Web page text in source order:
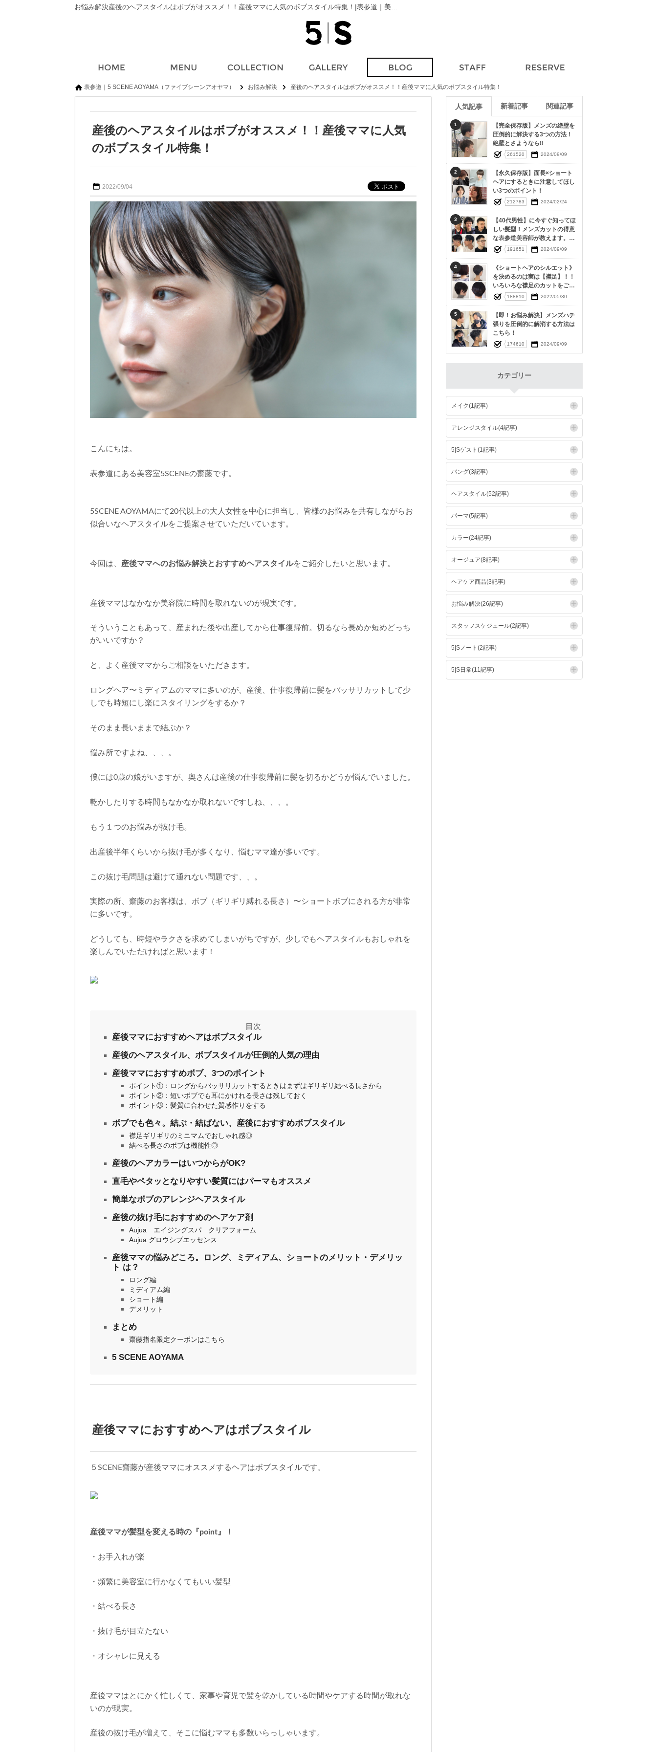
表参道｜5 SCENE AOYAMA（ファイブシーンアオヤマ） お悩み解決 産後のヘアスタイルはボブがオススメ！！産後ママに人気のボブスタイル特集！
産後のヘアスタイルはボブがオススメ！！産後ママに人気
のボブスタイル特集！
2022/09/04
こんにちは。
表参道にある美容室5SCENEの齋藤です。
5SCENE AOYAMAにて20代以上の大人女性を中心に担当し、皆様のお悩みを共有しながらお
似合いなヘアスタイルをご提案させていただいています。
今回は、 産後ママへのお悩み解決とおすすめヘアスタイルをご紹介したいと思います。
産後ママはなかなか美容院に時間を取れないのが現実です。
そういうこともあって、産まれた後や出産してから仕事復帰前。切るなら長めか短めどっち
がいいですか？
と、よく産後ママからご相談をいただきます。
ロングヘア〜ミディアムのママに多いのが、産後、仕事復帰前に髪をバッサリカットして少
しでも時短にし楽にスタイリングをするか？
そのまま長いままで結ぶか？
悩み所ですよね、、、。
僕には0歳の娘がいますが、奥さんは産後の仕事復帰前に髪を切るかどうか悩んでいました。
乾かしたりする時間もなかなか取れないですしね、、、。
もう１つのお悩みが抜け毛。
出産後半年くらいから抜け毛が多くなり、悩むママ達が多いです。
この抜け毛問題は避けて通れない問題です、、。
実際の所、齋藤のお客様は、ボブ（ギリギリ縛れる長さ）〜ショートボブにされる方が非常
に多いです。
どうしても、時短やラクさを求めてしまいがちですが、少しでもヘアスタイルもおしゃれを
楽しんでいただければと思います！
産後ママにおすすめヘアはボブスタイル
産後のヘアスタイル、ボブスタイルが圧倒的人気の理由
産後ママにおすすめボブ、3つのポイント
ポイント①：ロングからバッサリカットするときはまずはギリギリ結べる長さから
ポイント②：短いボブでも耳にかけれる長さは残しておく
ポイント③：髪質に合わせた質感作りをする
ボブでも色々。結ぶ・結ばない、産後におすすめボブスタイル
襟足ギリギリのミニマムでおしゃれ感◎
結べる長さのボブは機能性◎
産後のヘアカラーはいつからがOK?
直毛やペタッとなりやすい髪質にはパーマもオススメ
簡単なボブのアレンジヘアスタイル
産後の抜け毛におすすめのヘアケア剤
Aujua エイジングスパ クリアフォーム
Aujua グロウシブエッセンス
産後ママの悩みどころ。ロング、ミディアム、ショートのメリット・デメリッ
ト は？
ロング編
ミディアム編
ショート編
デメリット
まとめ
齋藤指名限定クーポンはこちら
5 SCENE AOYAMA
産後ママにおすすめヘアはボブスタイル
５SCENE齋藤が産後ママにオススメするヘアはボブスタイルです。
産後ママが髪型を変える時の『point』！
・お手入れが楽
・頻繁に美容室に行かなくてもいい髪型
・結べる長さ
・抜け毛が目立たない
・オシャレに見える
産後ママはとにかく忙しくて、家事や育児で髪を乾かしている時間やケアする時間が取れな
いのが現実。
産後の抜け毛が増えて、そこに悩むママも多数いらっしゃいます。
人気記事 新着記事 関連記事
1
【完全保存版】メンズの絶壁を
圧倒的に解決する3つの方法！
絶壁とさようなら‼︎
261520 2024/09/09
2
【永久保存版】面長×ショート
ヘアにするときに注意してほし
い3つのポイント！
212783 2024/02/24
3
【40代男性】に今すぐ知ってほ
しい髪型！メンズカットの得意
な表参道美容師が教えます。素
敵な40代をおくるための髪型特
191651 2024/09/09
4
《ショートヘアのシルエット》
を決めるのは実は【襟足】！！
いろいろな襟足のカットをご紹
介
188810 2022/05/30
5
【即！お悩み解決】メンズハチ
張りを圧倒的に解消する方法は
こちら！
174610 2024/09/09
カテゴリー
メイク(1記事)
アレンジスタイル(4記事)
5|Sゲスト(1記事)
バング(3記事)
ヘアスタイル(52記事)
パーマ(5記事)
カラー(24記事)
オージュア(8記事)
ヘアケア商品(3記事)
お悩み解決(26記事)
スタッフスケジュール(2記事)
5|Sノート(2記事)
5|S日常(11記事)